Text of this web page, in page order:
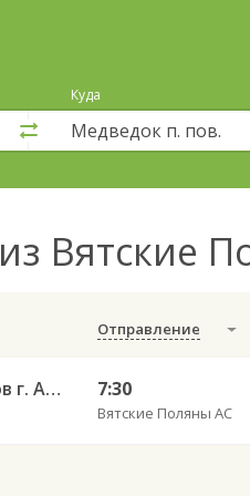
Куда
из Вятские
Отправление
Вятские Поляны г. АС — Киров г. АВ 230 7:30
Вятские Поляны АС